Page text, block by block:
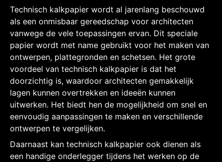
Technisch kalkpapier wordt al jarenlang beschouwd
als een onmisbaar gereedschap voor architecten
vanwege de vele toepassingen ervan. Dit speciale
papier wordt met name gebruikt voor het maken van
ontwerpen, plattegronden en schetsen. Het grote
voordeel van technisch kalkpapier is dat het
doorzichtig is, waardoor architecten gemakkelijk
lagen kunnen overtrekken en ideeën kunnen
uitwerken. Het biedt hen de mogelijkheid om snel en
eenvoudig aanpassingen te maken en verschillende
ontwerpen te vergelijken.
Daarnaast kan technisch kalkpapier ook dienen als
een handige onderlegger tijdens het werken op de